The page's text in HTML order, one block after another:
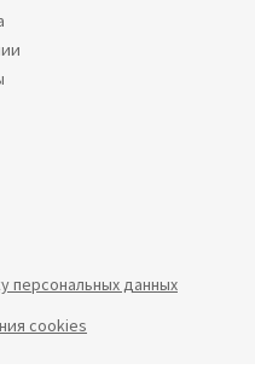
персональных данных
cookies